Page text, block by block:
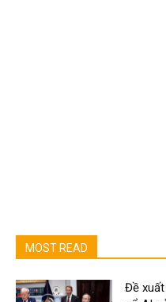
MOST READ
Đề